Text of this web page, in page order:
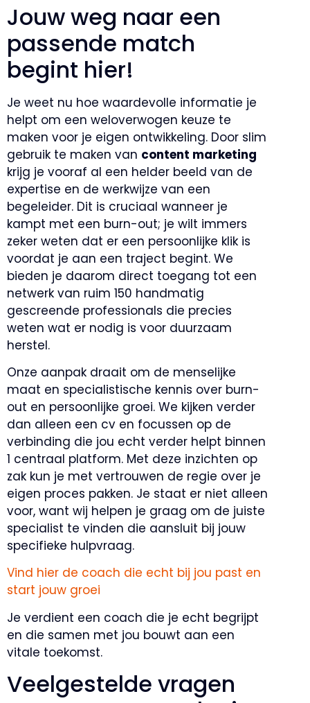
Jouw weg naar een
passende match
begint hier!
Je weet nu hoe waardevolle informatie je
helpt om een weloverwogen keuze te
maken voor je eigen ontwikkeling. Door slim
gebruik te maken van content marketing
krijg je vooraf al een helder beeld van de
expertise en de werkwijze van een
begeleider. Dit is cruciaal wanneer je
kampt met een burn-out; je wilt immers
zeker weten dat er een persoonlijke klik is
voordat je aan een traject begint. We
bieden je daarom direct toegang tot een
netwerk van ruim 150 handmatig
gescreende professionals die precies
weten wat er nodig is voor duurzaam
herstel.
Onze aanpak draait om de menselijke
maat en specialistische kennis over burn-
out en persoonlijke groei. We kijken verder
dan alleen een cv en focussen op de
verbinding die jou echt verder helpt binnen
1 centraal platform. Met deze inzichten op
zak kun je met vertrouwen de regie over je
eigen proces pakken. Je staat er niet alleen
voor, want wij helpen je graag om de juiste
specialist te vinden die aansluit bij jouw
specifieke hulpvraag.
Vind hier de coach die echt bij jou past en
start jouw groei
Je verdient een coach die je echt begrijpt
en die samen met jou bouwt aan een
vitale toekomst.
Veelgestelde vragen